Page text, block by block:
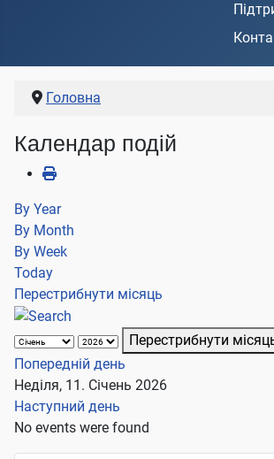
Головна
Календар подій
By Year
By Month
By Week
Today
Перестрибнути місяць
Перестрибнути
Попередній день
Неділя, 11. Січень 2026
Наступний день
No events were found